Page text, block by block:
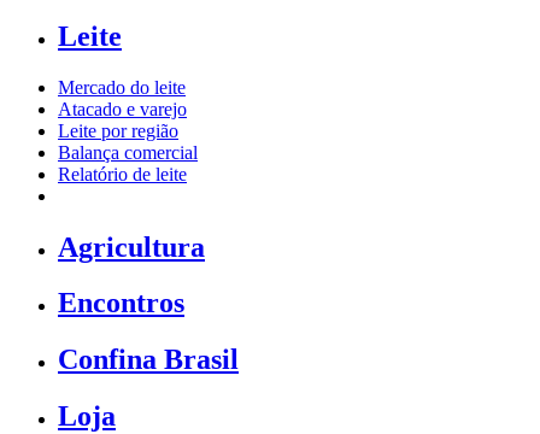
Leite
Mercado do leite
Atacado e varejo
Leite por região
Balança comercial
Relatório de leite
Agricultura
Encontros
Confina Brasil
Loja